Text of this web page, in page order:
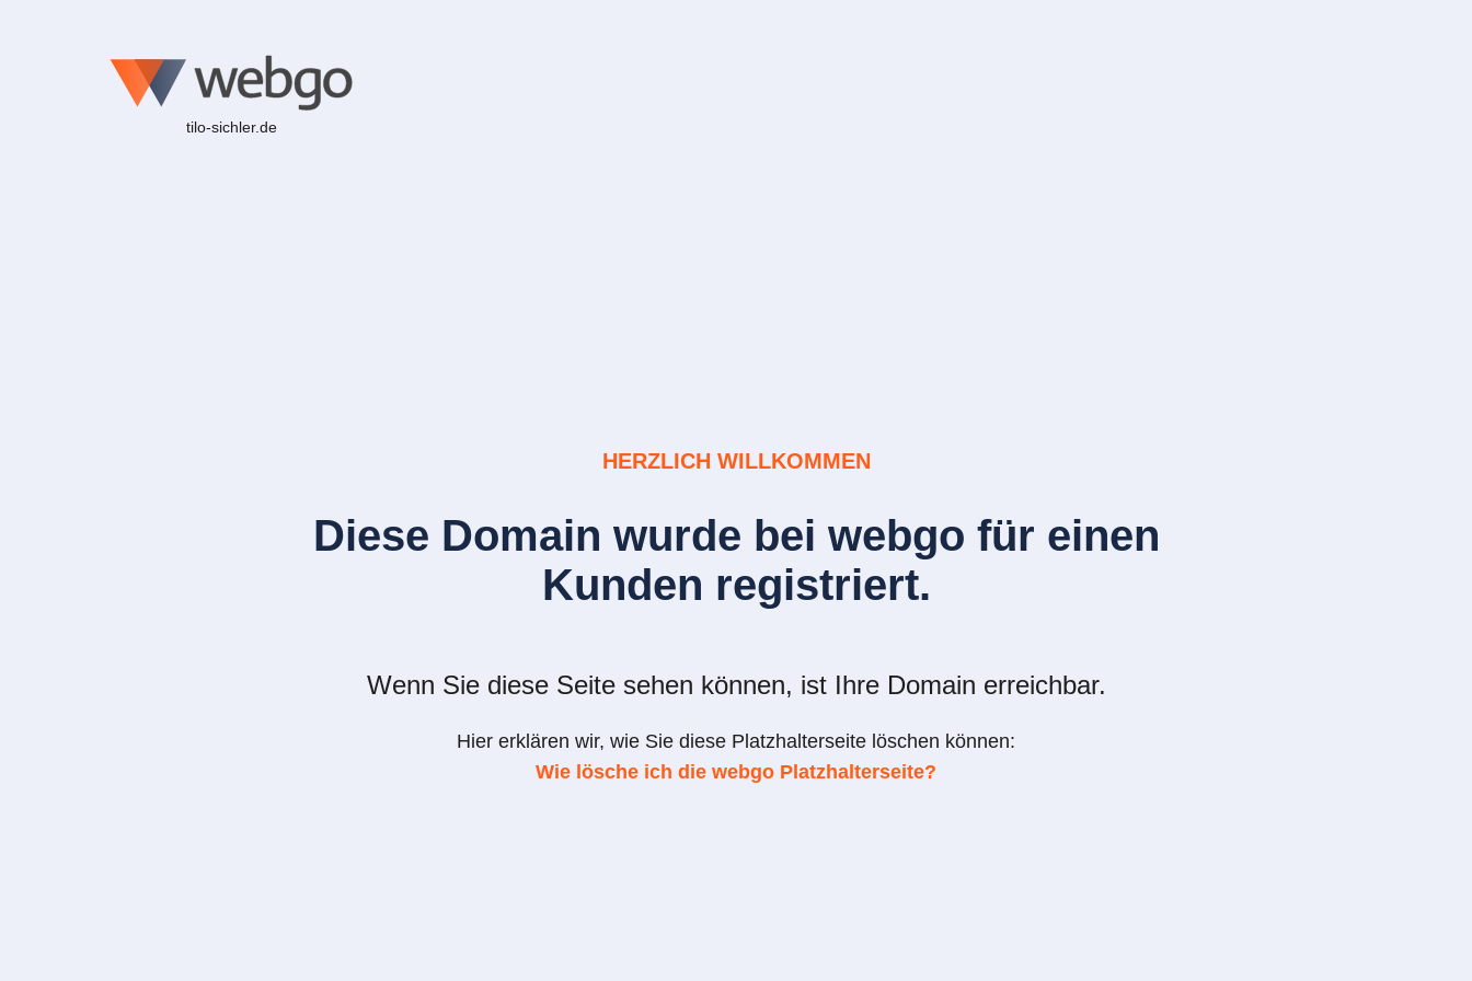
tilo-sichler.de
HERZLICH WILLKOMMEN
Diese Domain wurde bei webgo für einen
Kunden registriert.
Wenn Sie diese Seite sehen können, ist Ihre Domain erreichbar.
Hier erklären wir, wie Sie diese Platzhalterseite löschen können:
Wie lösche ich die webgo Platzhalterseite?